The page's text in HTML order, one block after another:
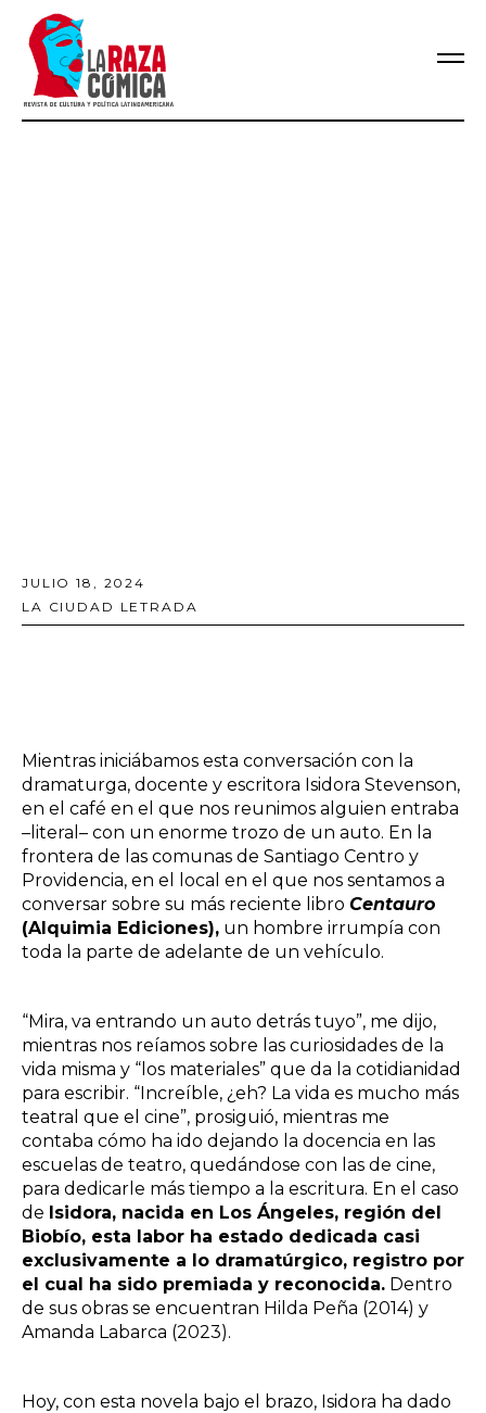
JULIO 18, 2024
LA CIUDAD LETRADA
Mientras iniciábamos esta conversación con la
dramaturga, docente y escritora Isidora Stevenson,
en el café en el que nos reunimos alguien entraba
–literal– con un enorme trozo de un auto. En la
frontera de las comunas de Santiago Centro y
Providencia, en el local en el que nos sentamos a
conversar sobre su más reciente libro Centauro
(Alquimia Ediciones), un hombre irrumpía con
toda la parte de adelante de un vehículo.
“Mira, va entrando un auto detrás tuyo”, me dijo,
mientras nos reíamos sobre las curiosidades de la
vida misma y “los materiales” que da la cotidianidad
para escribir. “Increíble, ¿eh? La vida es mucho más
teatral que el cine”, prosiguió, mientras me
contaba cómo ha ido dejando la docencia en las
escuelas de teatro, quedándose con las de cine,
para dedicarle más tiempo a la escritura. En el caso
de Isidora, nacida en Los Ángeles, región del
Biobío, esta labor ha estado dedicada casi
exclusivamente a lo dramatúrgico, registro por
el cual ha sido premiada y reconocida. Dentro
de sus obras se encuentran Hilda Peña (2014) y
Amanda Labarca (2023).
Hoy, con esta novela bajo el brazo, Isidora ha dado